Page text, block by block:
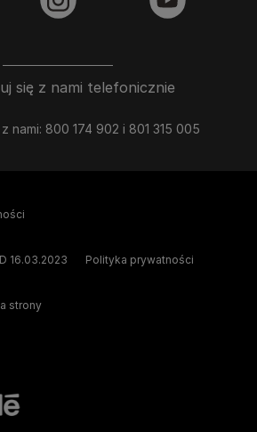
się z nami telefonicznie
nami: 800 174 902 i 801 315 005
instagram youtube
16.03.2023 Polityka prywatności
strony